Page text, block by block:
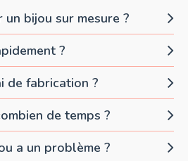
bijou sur mesure ?
?
de fabrication ?
de temps ?
a un problème ?